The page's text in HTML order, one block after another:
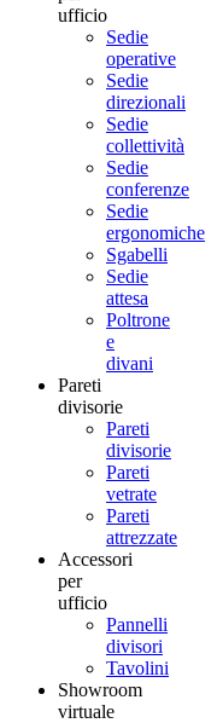
ufficio
Sedie
operative
Sedie
direzionali
Sedie
collettività
Sedie
conferenze
Sedie
ergonomiche
Sgabelli
Sedie
attesa
Poltrone
e
divani
Pareti
divisorie
Pareti
divisorie
Pareti
vetrate
Pareti
attrezzate
Accessori
per
ufficio
Pannelli
divisori
Tavolini
Showroom
virtuale